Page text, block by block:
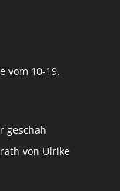
vom 10-19.
geschah
von Ulrike